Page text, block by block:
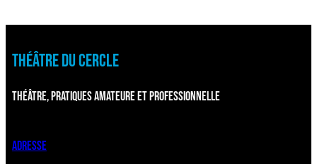
THÉÂTRE DU CERCLE
THÉÂTRE, PRATIQUES AMATEURE ET PROFESSIONNELLE
ADRESSE